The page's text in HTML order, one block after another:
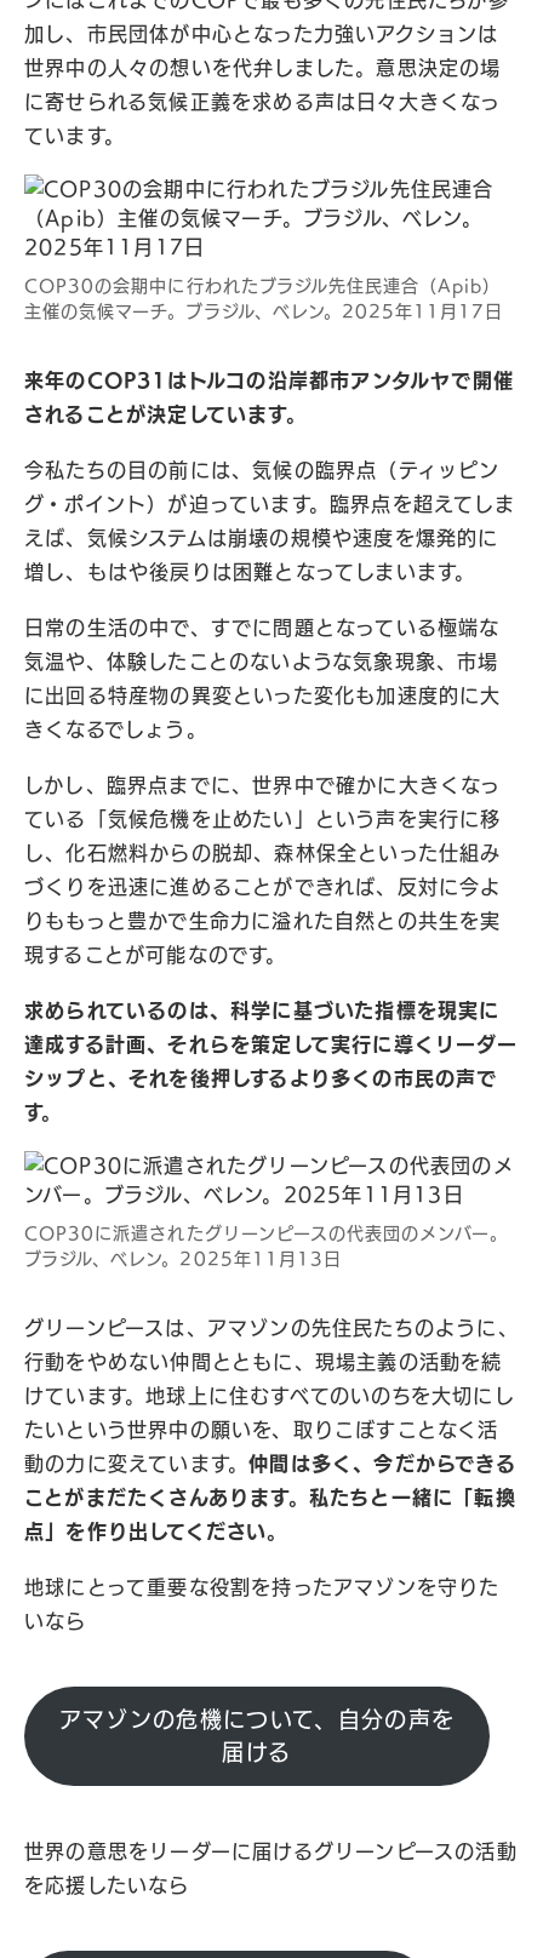
加し、市民団体が中心となった力強いアクションは
世界中の人々の想いを代弁しました。意思決定の場
に寄せられる気候正義を求める声は日々大きくなっ
ています。
COP30の会期中に行われたブラジル先住民連合（Apib）
主催の気候マーチ。ブラジル、ベレン。2025年11月17日
来年のCOP31はトルコの沿岸都市アンタルヤで開催
されることが決定しています。
今私たちの目の前には、気候の臨界点（ティッピン
グ・ポイント）が迫っています。臨界点を超えてしま
えば、気候システムは崩壊の規模や速度を爆発的に
増し、もはや後戻りは困難となってしまいます。
日常の生活の中で、すでに問題となっている極端な
気温や、体験したことのないような気象現象、市場
に出回る特産物の異変といった変化も加速度的に大
きくなるでしょう。
しかし、臨界点までに、世界中で確かに大きくなっ
ている「気候危機を止めたい」という声を実行に移
し、化石燃料からの脱却、森林保全といった仕組み
づくりを迅速に進めることができれば、反対に今よ
りももっと豊かで生命力に溢れた自然との共生を実
現することが可能なのです。
求められているのは、科学に基づいた指標を現実に
達成する計画、それらを策定して実行に導くリーダー
シップと、それを後押しするより多くの市民の声で
す。
COP30に派遣されたグリーンピースの代表団のメンバー。
ブラジル、ベレン。2025年11月13日
グリーンピースは、アマゾンの先住民たちのように、
行動をやめない仲間とともに、現場主義の活動を続
けています。地球上に住むすべてのいのちを大切にし
たいという世界中の願いを、取りこぼすことなく活
動の力に変えています。仲間は多く、今だからできる
ことがまだたくさんあります。私たちと一緒に「転換
点」を作り出してください。
地球にとって重要な役割を持ったアマゾンを守りた
いなら
アマゾンの危機について、自分の声を
届ける
世界の意思をリーダーに届けるグリーンピースの活動
を応援したいなら